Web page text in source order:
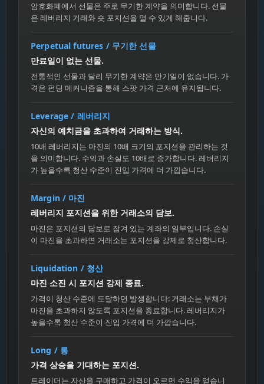
암호화폐에서 선물은 주로 무기한 계약을 의미합니다. 선물
은 레버리지 거래와 숏 포지션을 열 수 있게 해줍니다.
Perpetual futures / 무기한 선물
만료일이 없는 선물.
전통적인 선물과 달리 무기한 계약은 만기일이 없습니다. 가
격은 펀딩 메커니즘을 통해 스팟 가격 근처에 유지됩니다.
Leverage / 레버리지
자신의 예치금을 초과하여 거래하는 방식.
10배 레버리지는 마진의 10배 크기의 포지션을 관리하는 것
을 의미합니다. 수익과 손실도 10배로 증가합니다. 레버리지
가 높을수록 청산 수준이 진입 가격에 더 가깝습니다.
Margin / 마진
레버리지 포지션을 위한 거래소의 담보.
마진은 포지션의 담보로 잠겨 있는 계좌의 일부입니다. 손실
이 마진을 초과하면 거래소는 포지션을 강제로 청산합니다.
Liquidation / 청산
마진 소진 시 포지션 강제 종료.
가격이 청산 수준에 도달하면 발생합니다: 거래소는 부채가
마진을 초과하지 않도록 포지션을 종료합니다. 레버리지가
높을수록 청산 수준이 진입 가격에 더 가깝습니다.
Long / 롱
가격 상승을 기대하는 포지션.
트레이더는 자산을 구매하고 가격이 오르면 수익을 얻습니